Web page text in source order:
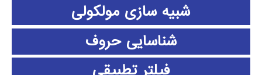
شبیه سازی مولکولی
شناسایی حروف